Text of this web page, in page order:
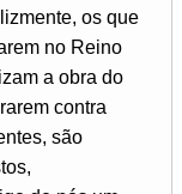
os que
no Reino
a obra do
contra
são